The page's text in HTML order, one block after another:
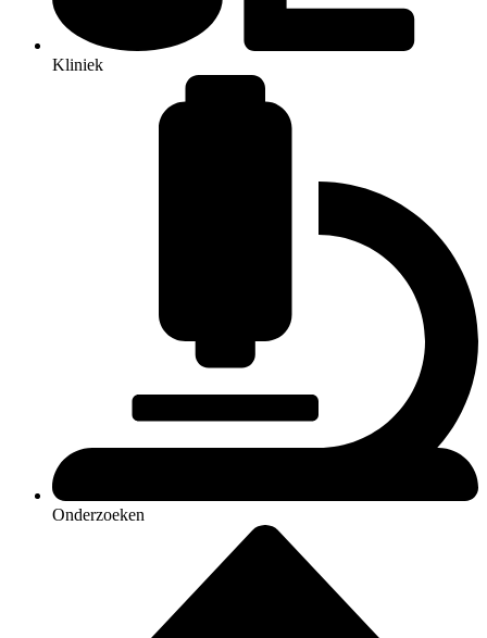
Kliniek
Onderzoeken